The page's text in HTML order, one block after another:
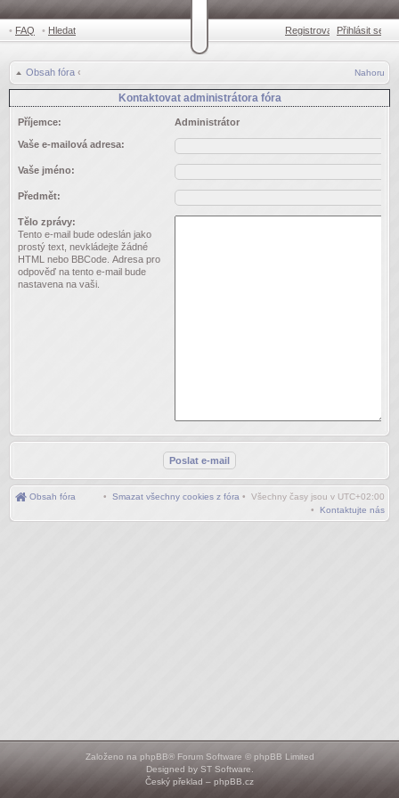
• FAQ • Hledat Registrovat •Přihlásit se
Obsah fóra ‹ Nahoru
Kontaktovat administrátora fóra
Příjemce: Administrátor
Vaše e-mailová adresa:
Vaše jméno:
Předmět:
Tělo zprávy:
Tento e-mail bude odeslán jako
prostý text, nevkládejte žádné
HTML nebo BBCode. Adresa pro
odpověď na tento e-mail bude
nastavena na vaši.
Obsah fóra • Všechny časy jsou v UTC+02:00
• Smazat všechny cookies z fóra
• Kontaktujte nás
Založeno na phpBB® Forum Software © phpBB Limited
Designed by ST Software
Český překlad – phpBB.cz